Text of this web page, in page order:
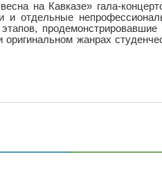
на Кавказе» гала-
и отдельные
продемонстрировавшие
жанрах